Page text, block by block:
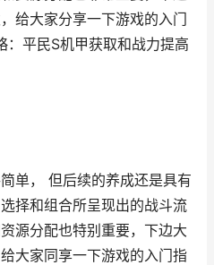
给大家分享一下游戏的入门
：平民S机甲获取和战力提高
， 但后续的养成还是具有
择和组合所呈现出的战斗流
源分配也特别重要，下边大
大家同享一下游戏的入门指